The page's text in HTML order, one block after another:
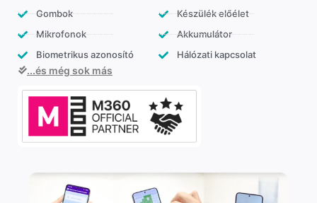
Gombok
Mikrofonok
Biometrikus azonosító
Készülék előélet
Akkumulátor
Hálózati kapcsolat
...és még sok más